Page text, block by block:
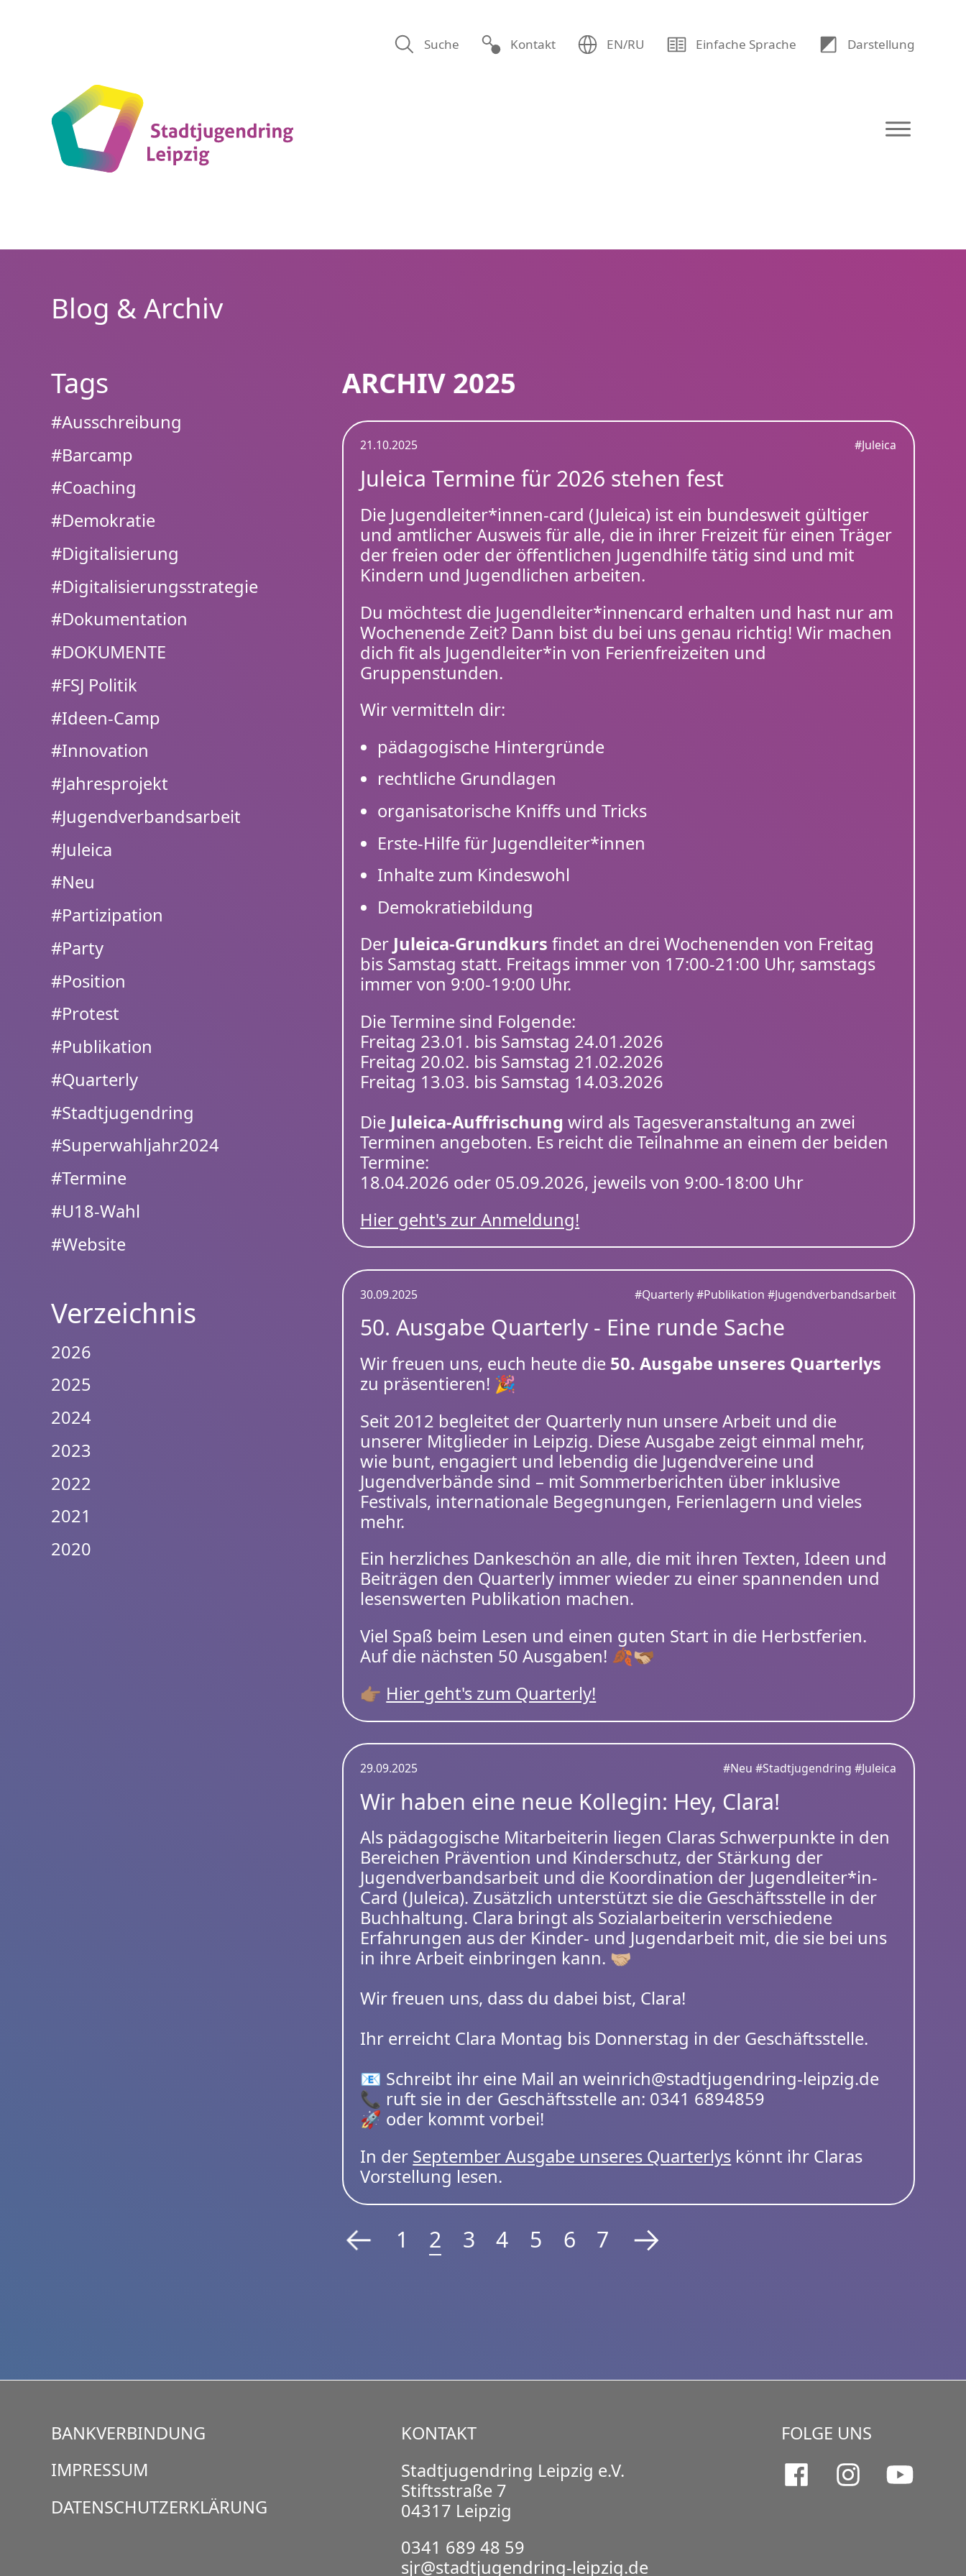
Suche Kontakt EN/RU Einfache Sprache Dar­stellung
Blog & Archiv
ARCHIV 2025
Juleica Termine für 2026 stehen fest
Die Jugendleiter*innen-card (Juleica) ist ein bundesweit gültiger
und amtlicher Ausweis für alle, die in ihrer Freizeit für einen Träger
der freien oder der öffentlichen Jugendhilfe tätig sind und mit
Kindern und Jugendlichen arbeiten.
Du möchtest die Jugendleiter*innencard erhalten und hast nur am
Wochenende Zeit? Dann bist du bei uns genau richtig! Wir machen
dich fit als Jugendleiter*in von Ferienfreizeiten und
Gruppenstunden.
Wir vermitteln dir:
pädagogische Hintergründe
rechtliche Grundlagen
organisatorische Kniffs und Tricks
Erste-Hilfe für Jugendleiter*innen
Inhalte zum Kindeswohl
Demokratiebildung
Der Juleica-Grundkurs findet an drei Wochenenden von Freitag
bis Samstag statt. Freitags immer von 17:00-21:00 Uhr, samstags
immer von 9:00-19:00 Uhr.
Die Termine sind Folgende:
Freitag 23.01. bis Samstag 24.01.2026
Freitag 20.02. bis Samstag 21.02.2026
Freitag 13.03. bis Samstag 14.03.2026
Die Juleica-Auffrischung wird als Tagesveranstaltung an zwei
Terminen angeboten. Es reicht die Teilnahme an einem der beiden
Termine:
18.04.2026 oder 05.09.2026, jeweils von 9:00-18:00 Uhr
Hier geht's zur Anmeldung!
21.10.2025 #Juleica
50. Ausgabe Quarterly - Eine runde Sache
Wir freuen uns, euch heute die 50. Ausgabe unseres Quarterlys
zu präsentieren! 🎉
Seit 2012 begleitet der Quarterly nun unsere Arbeit und die
unserer Mitglieder in Leipzig. Diese Ausgabe zeigt einmal mehr,
wie bunt, engagiert und lebendig die Jugendvereine und
Jugendverbände sind – mit Sommerberichten über inklusive
Festivals, internationale Begegnungen, Ferienlagern und vieles
mehr.
Ein herzliches Dankeschön an alle, die mit ihren Texten, Ideen und
Beiträgen den Quarterly immer wieder zu einer spannenden und
lesenswerten Publikation machen.
Viel Spaß beim Lesen und einen guten Start in die Herbstferien.
Auf die nächsten 50 Ausgaben! 🍂🫱🏼‍🫲🏾
👉🏽 Hier geht's zum Quarterly!
30.09.2025 #Quarterly#Publikation#Jugendverbandsarbeit
Wir haben eine neue Kollegin: Hey, Clara!
Als pädagogische Mitarbeiterin liegen Claras Schwerpunkte in den
Bereichen Prävention und Kinderschutz, der Stärkung der
Jugendverbandsarbeit und die Koordination der Jugendleiter*in-
Card (Juleica). Zusätzlich unterstützt sie die Geschäftsstelle in der
Buchhaltung. Clara bringt als Sozialarbeiterin verschiedene
Erfahrungen aus der Kinder- und Jugendarbeit mit, die sie bei uns
in ihre Arbeit einbringen kann. 🤝🏼
Wir freuen uns, dass du dabei bist, Clara!
Ihr erreicht Clara Montag bis Donnerstag in der Geschäftsstelle.
📧 Schreibt ihr eine Mail an weinrich@stadtjugendring-leipzig.de
📞 ruft sie in der Geschäftsstelle an: 0341 6894859
🚀 oder kommt vorbei!
In der September Ausgabe unseres Quarterlys könnt ihr Claras
Vorstellung lesen.
29.09.2025 #Neu#Stadtjugendring#Juleica
1 2 3 4 5 6 7
Tags
#Ausschreibung
#Barcamp
#Coaching
#Demokratie
#Digitalisierung
#Digitalisierungsstrategie
#Dokumentation
#DOKUMENTE
#FSJ Politik
#Ideen-Camp
#Innovation
#Jahresprojekt
#Jugendverbandsarbeit
#Juleica
#Neu
#Partizipation
#Party
#Position
#Protest
#Publikation
#Quarterly
#Stadtjugendring
#Superwahljahr2024
#Termine
#U18-Wahl
#Website
Verzeichnis
2026
2025
2024
2023
2022
2021
2020
BANKVERBINDUNG
IMPRESSUM
DATENSCHUTZERKLÄRUNG
KONTAKT
Stadtjugendring Leipzig e.V.
Stiftsstraße 7
04317 Leipzig
0341 689 48 59
sjr@stadtjugendring-leipzig.de
FOLGE UNS